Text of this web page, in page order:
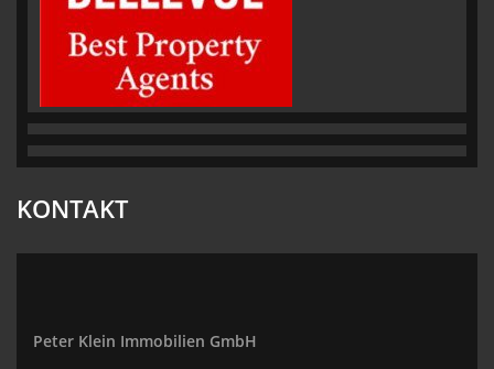
KONTAKT
Peter Klein Immobilien GmbH